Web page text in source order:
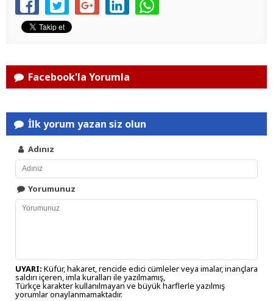
Facebook'la Yorumla
İlk yorum yazan siz olun
Adınız
Yorumunuz
UYARI: Küfür, hakaret, rencide edici cümleler veya imalar, inançlara
saldırı içeren, imla kuralları ile yazılmamış,
Türkçe karakter kullanılmayan ve büyük harflerle yazılmış
yorumlar onaylanmamaktadır.